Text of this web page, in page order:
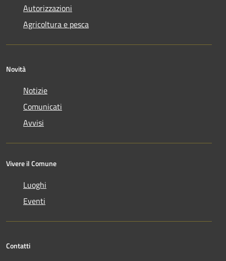
Autorizzazioni
Agricoltura e pesca
Novità
Notizie
Comunicati
Avvisi
Vivere il Comune
Luoghi
Eventi
Contatti